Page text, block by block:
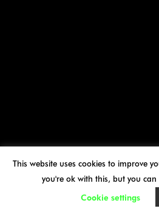
This website uses cookies to improve
you're ok with this, but you can
Cookie settings